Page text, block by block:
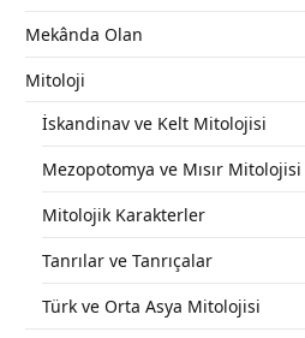
Mekânda Olan
Mitoloji
İskandinav ve Kelt Mitolojisi
Mezopotomya ve Mısır Mitolojisi
Mitolojik Karakterler
Tanrılar ve Tanrıçalar
Türk ve Orta Asya Mitolojisi